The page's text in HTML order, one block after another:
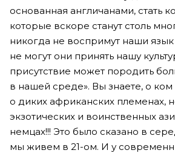
основанная англичанами, стать
которые вскоре станут столь
никогда не воспримут наши
не могут они принять нашу
присутствие может породить
в нашей среде». Вы знаете, о ком
о диких африканских племенах,
экзотических и воинственных
немцах!!! Это было сказано в
мы живем в 21-ом. И у